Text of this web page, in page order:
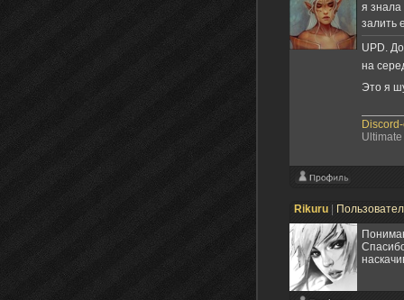
я знала
залить
UPD.
на
Это я
Rikuru